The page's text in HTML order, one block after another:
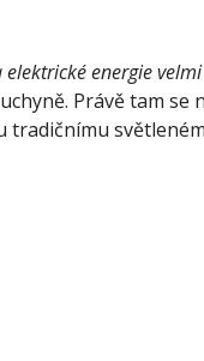
energie
Právě tam se
tradičnímu